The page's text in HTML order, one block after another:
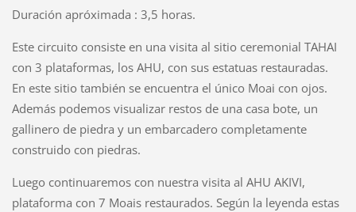
Duración apróximada : 3,5 horas.
Este circuito consiste en una visita al sitio ceremonial TAHAI
con 3 plataformas, los AHU, con sus estatuas restauradas.
En este sitio también se encuentra el único Moai con ojos.
Además podemos visualizar restos de una casa bote, un
gallinero de piedra y un embarcadero completamente
construido con piedras.
Luego continuaremos con nuestra visita al AHU AKIVI,
plataforma con 7 Moais restaurados. Según la leyenda estas